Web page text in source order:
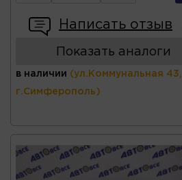
Написать отзыв
Показать аналоги
в наличии (ул.Коммунальная 43,
г.Симферополь)